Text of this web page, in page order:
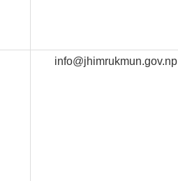
info@jhimrukmun.gov.np